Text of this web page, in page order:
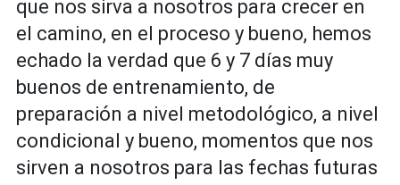
que nos sirva a nosotros para crecer en
el camino, en el proceso y bueno, hemos
echado la verdad que 6 y 7 días muy
buenos de entrenamiento, de
preparación a nivel metodológico, a nivel
condicional y bueno, momentos que nos
sirven a nosotros para las fechas futuras